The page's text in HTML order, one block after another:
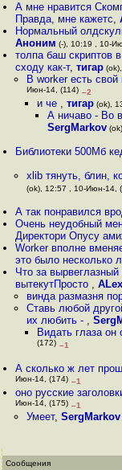
А мне нравится
Правда, мне кажетс,
Нормальный
Аноним (-), 10:19 , 10-
толпа баш скриптов
сходу как-т,тигар
В worker есть свой
Июн-14, (114) –2
и че , тигар(ok),
А ничаво - Во
SergMarkov
Библиотеки 500Мб
xlib тянуть, блин,
(ok), 12:57 , 10-Июн-14,
А так понравился
Очень неудобный
Директори Опусу
Worker вполне
это было несколько
Что за
вытекутПросто ,
винда размазня
Ставь любой
их любить - ,
Видать глаза
(172) –1
А сколько ж лет
Июн-14, (174) –1
оно русские
Июн-14, (175) –1
Умеет, SergMarkov
Сообщения